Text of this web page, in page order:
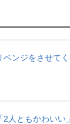
u
e
ンジをさせてく
人ともかわいい」